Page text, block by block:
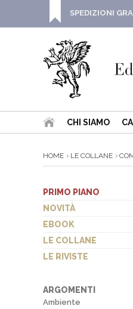
SPEDIZIONI
CHI SIAMO
HOME LE COLLANE
PRIMO PIANO
NOVITÀ
EBOOK
LE COLLANE
LE RIVISTE
ARGOMENTI
Ambiente